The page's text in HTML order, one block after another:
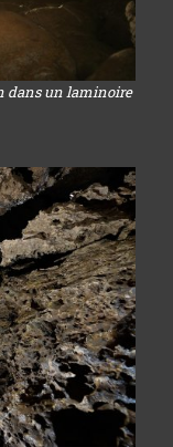
dans un laminoire